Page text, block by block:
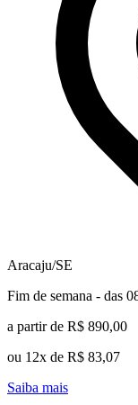
Aracaju/SE
Fim de semana - das
a partir de R$ 890,00
ou 12x de R$ 83,07
Saiba mais